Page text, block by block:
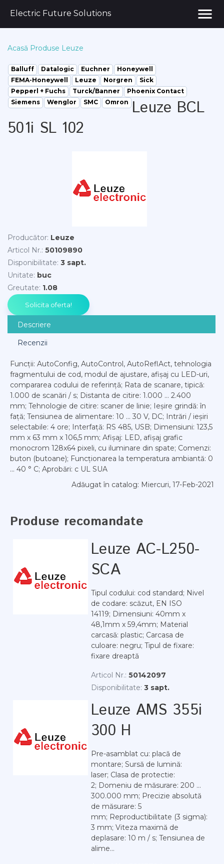
Electric Future Solutions menu
Acasă Produse Leuze
Balluff Datalogic Euchner
Honeywell
FEMA-Honeywell
Leuze Norgren
Sick
Pepperl + Fuchs
Turck/Banner
Phoenix Contact
Siemens
Wenglor SMC Omron
Leuze BCL
501i SL 102
Producător: Leuze
Articol Nr.: 50109890
Disponibilitate: 3 sapt.
Unitate: buc
Greutate: 1.08
Descriere
Recenzii
Funcții: AutoConfig, AutoControl, AutoReflAct, tehnologia
fragmentului de cod, modul de ajustare, afișaj cu LED-uri,
compararea codului de referință; Rata de scanare, tipică:
1.000 de scanări / s; Distanta de citire: 1.000 ... 2.400
mm; Tehnologie de citire: scaner de linie; Ieșire grindă: în
față; Tensiunea de alimentare: 10 ... 30 V, DC; Intrări / ieșiri
selectabile: 4 ore; Interfață: RS 485, USB; Dimensiuni: 123,5
mm x 63 mm x 106,5 mm; Afișaj: LED, afișaj grafic
monocrom 128x64 pixeli, cu iluminare din spate; Comenzi:
buton (butoane); Funcționarea la temperatura ambiantă: 0
... 40 ° C; Aprobări: c UL SUA
Adăugat în catalog: Miercuri, 17-Feb-2021
Produse recomandate
Leuze AC-L250-
SCA
Tipul codului: cod standard; Nivel
de codare: scăzut, EN ISO
14119; Dimensiuni: 40mm x
48,1mm x 59,4mm; Material
carcasă: plastic; Carcasa de
culoare: negru; Tipul de fixare:
fixare dreaptă
Articol Nr.: 50142097
Disponibilitate: 3 sapt.
Leuze AMS 355i
300 H
Pre-asamblat cu: placă de
montare; Sursă de lumină:
laser; Clasa de protectie:
2; Domeniu de măsurare: 200 ...
300.000 mm; Precizie absolută
de măsurare: 5
mm; Reproductibilitate (3 sigma):
3 mm; Viteza maximă de
deplasare: 10 m / s; Tensiunea de
alime...